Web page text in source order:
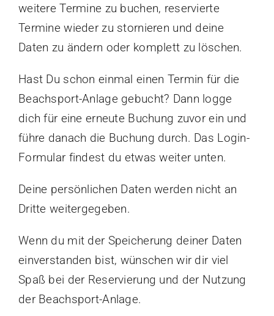
weitere Termine zu buchen, reservierte
Termine wieder zu stornieren und deine
Daten zu ändern oder komplett zu löschen.
Hast Du schon einmal einen Termin für die
Beachsport-Anlage gebucht? Dann logge
dich für eine erneute Buchung zuvor ein und
führe danach die Buchung durch. Das Login-
Formular findest du etwas weiter unten.
Deine persönlichen Daten werden nicht an
Dritte weitergegeben.
Wenn du mit der Speicherung deiner Daten
einverstanden bist, wünschen wir dir viel
Spaß bei der Reservierung und der Nutzung
der Beachsport-Anlage.